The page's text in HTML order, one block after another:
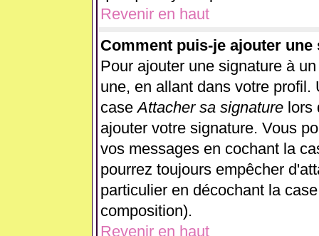
Revenir en haut
Comment puis-je ajouter
Pour ajouter une signature à
une, en allant dans votre
caseAttacher sa signaturelors
ajouter votre signature. Vous
vos messages en cochant la
pourrez toujours empêcher
particulier en décochant la
composition).
Revenir en haut